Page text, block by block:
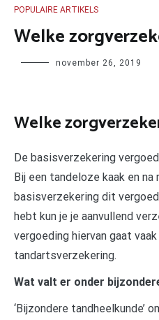
POPULAIRE ARTIKELS
Welke
Author november 26, 2019
Welke
De basisverzekering
Bij een tandeloze kaak en
basisverzekering dit
hebt kun je je aanvullend
vergoeding hiervan gaat
tandartsverzekering.
Wat valt er onder
‘Bijzondere tandheelkunde’